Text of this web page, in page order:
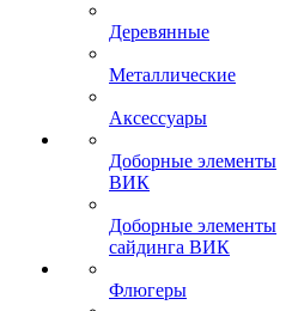
Деревянные
Металлические
Аксессуары
Доборные элементы
ВИК
Доборные элементы
сайдинга ВИК
Флюгеры